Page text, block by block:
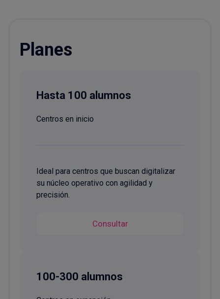
Planes
Hasta 100 alumnos
Centros en inicio
Ideal para centros que buscan digitalizar
su núcleo operativo con agilidad y
precisión.
Consultar
100-300 alumnos